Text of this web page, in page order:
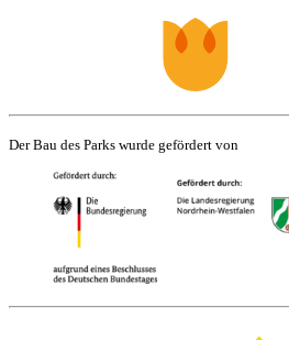
Der Bau des Parks wurde gefördert von